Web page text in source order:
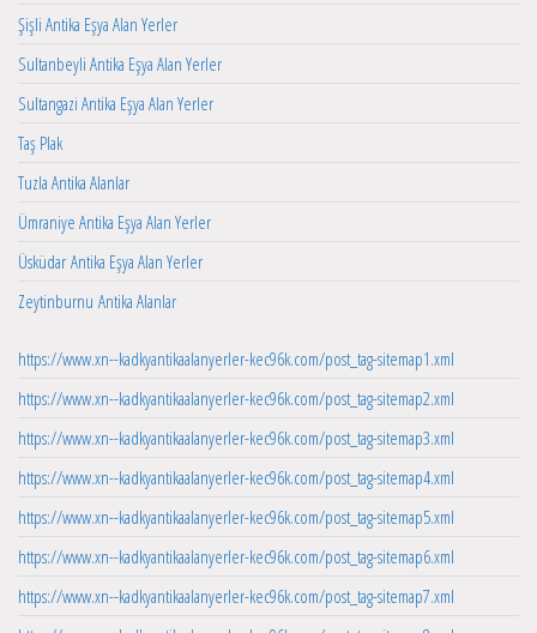
Şişli Antika Eşya Alan Yerler
Sultanbeyli Antika Eşya Alan Yerler
Sultangazi Antika Eşya Alan Yerler
Taş Plak
Tuzla Antika Alanlar
Ümraniye Antika Eşya Alan Yerler
Üsküdar Antika Eşya Alan Yerler
Zeytinburnu Antika Alanlar
https://www.xn--kadkyantikaalanyerler-kec96k.com/post_tag-sitemap1.xml
https://www.xn--kadkyantikaalanyerler-kec96k.com/post_tag-sitemap2.xml
https://www.xn--kadkyantikaalanyerler-kec96k.com/post_tag-sitemap3.xml
https://www.xn--kadkyantikaalanyerler-kec96k.com/post_tag-sitemap4.xml
https://www.xn--kadkyantikaalanyerler-kec96k.com/post_tag-sitemap5.xml
https://www.xn--kadkyantikaalanyerler-kec96k.com/post_tag-sitemap6.xml
https://www.xn--kadkyantikaalanyerler-kec96k.com/post_tag-sitemap7.xml